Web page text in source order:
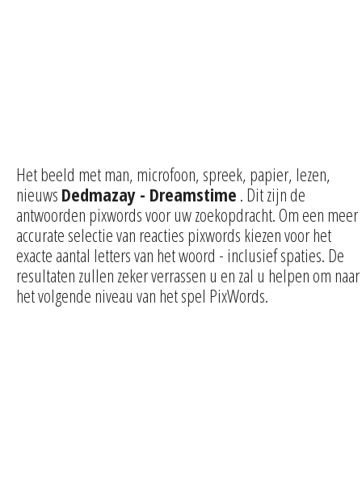
Het beeld met man, microfoon, spreek, papier, lezen,
nieuws Dedmazay - Dreamstime . Dit zijn de
antwoorden pixwords voor uw zoekopdracht. Om een meer
accurate selectie van reacties pixwords kiezen voor het
exacte aantal letters van het woord - inclusief spaties. De
resultaten zullen zeker verrassen u en zal u helpen om naar
het volgende niveau van het spel PixWords.